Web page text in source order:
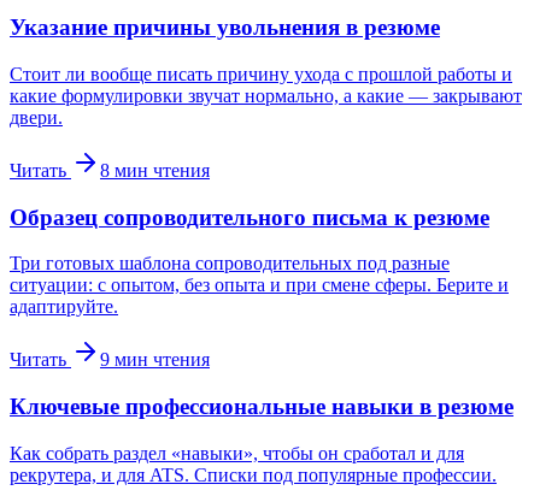
Указание причины увольнения в резюме
Стоит ли вообще писать причину ухода с прошлой работы и
какие формулировки звучат нормально, а какие — закрывают
двери.
Читать 8 мин чтения
Образец сопроводительного письма к резюме
Три готовых шаблона сопроводительных под разные
ситуации: с опытом, без опыта и при смене сферы. Берите и
адаптируйте.
Читать 9 мин чтения
Ключевые профессиональные навыки в резюме
Как собрать раздел «навыки», чтобы он сработал и для
рекрутера, и для ATS. Списки под популярные профессии.